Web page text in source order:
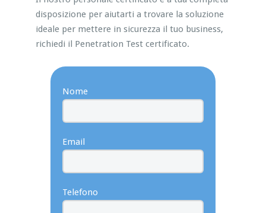
disposizione per aiutarti a trovare la soluzione
ideale per mettere in sicurezza il tuo business,
richiedi il Penetration Test certificato.
Nome
Email
Telefono